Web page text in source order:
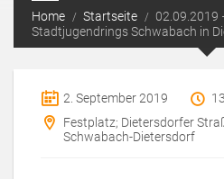
Home Startseite
02.09.2019
Stadtjugendrings Schwabach in
2. September 2019
Festplatz; Dietersdorfer
Schwabach-Dietersdorf